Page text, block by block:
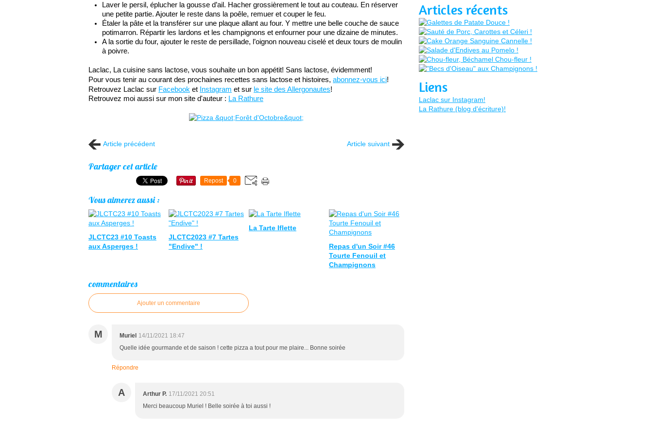
Laver le persil, éplucher la gousse d’ail. Hacher grossièrement le tout au couteau. En réserver
une petite partie. Ajouter le reste dans la poêle, remuer et couper le feu.
Étaler la pâte et la transférer sur une plaque allant au four. Y mettre une belle couche de sauce
potimarron. Répartir les lardons et les champignons et enfourner pour une dizaine de minutes.
A la sortie du four, ajouter le reste de persillade, l’oignon nouveau ciselé et deux tours de moulin
à poivre.
Laclac, La cuisine sans lactose, vous souhaite un bon appétit! Sans lactose, évidemment!
Pour vous tenir au courant des prochaines recettes sans lactose et histoires, abonnez-vous ici!
Retrouvez Laclac sur Facebook et Instagram et sur le site des Allergonautes!
Retrouvez moi aussi sur mon site d'auteur : La Rathure
Article précédent Article suivant
Partager cet article
Repost 0
Vous aimerez aussi :
JLCTC23 #10 Toasts
aux Asperges !
JLCTC2023 #7 Tartes
"Endive" !
La Tarte Iflette
Repas d'un Soir #46
Tourte Fenouil et
Champignons
commentaires
Ajouter un commentaire
M Muriel 14/11/2021 18:47
Quelle idée gourmande et de saison ! cette pizza a tout pour me plaire... Bonne soirée
Répondre
A Arthur P. 17/11/2021 20:51
Merci beaucoup Muriel ! Belle soirée à toi aussi !
Articles récents
Liens
Laclac sur Instagram!
La Rathure (blog d'écriture)!